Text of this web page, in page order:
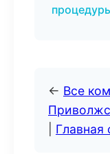
← Все
Главная